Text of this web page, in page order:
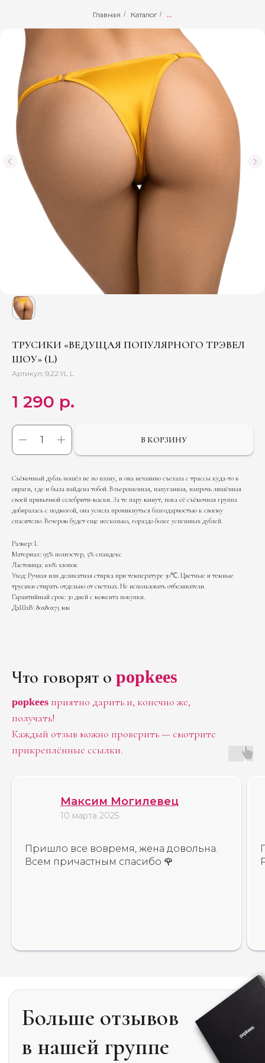
Главная / Каталог / ...
ТРУСИКИ «ВЕДУЩАЯ ПОПУЛЯРНОГО ТРЭВЕЛ
ШОУ» (L)
Артикул: 9.22.YL L
1 290 р.
В КОРЗИНУ
Съёмочный дубль пошёл не по плану, и она нечаянно съехала с трассы куда-то в
овраги, где и была найдена тобой. Взъерошенная, напуганная, напрочь лишённая
своей привычной селебрити-маски. За те пару минут, пока её съёмочная группа
добиралась с подмогой, она успела проникнуться благодарностью к своему
спасителю. Вечером будет еще несколько, гораздо более успешных дублей.
Размер: L
Материал:: 95% полиэстер, 5% спандекс
Ластовица: 100% хлопок
Уход: Ручная или деликатная стирка при температуре 30℃. Цветные и темные
трусики стирать отдельно от светлых. Не использовать отбеливатели.
Гарантийный срок: 30 дней с момента покупки.
ДxШxВ: 80x80x75 мм
Что говорят о popkees
popkees приятно дарить и, конечно же,
получать!
Каждый отзыв можно проверить — смотрите
прикреплённые ссылки.
Максим Могилевец
10 марта 2025
Пришло все вовремя, жена довольна.
Всем причастным спасибо 🌹
Больше отзывов
в нашей группе